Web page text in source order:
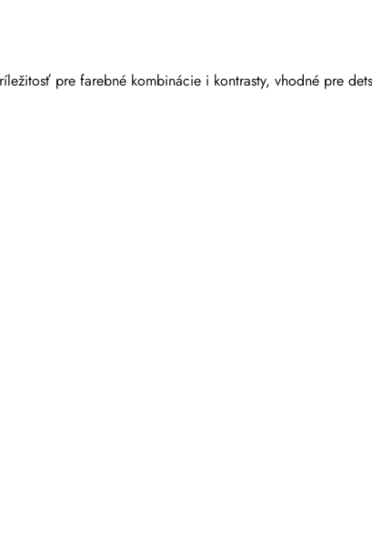
pre farebné kombinácie i kontrasty, vhodné pre